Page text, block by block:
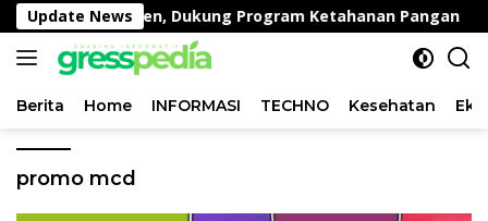
Langsung
ke
konten
Update News
Peganden, Dukung Program Ketahanan Pangan
Berita Home INFORMASI TECHNO Kesehatan
promo mcd